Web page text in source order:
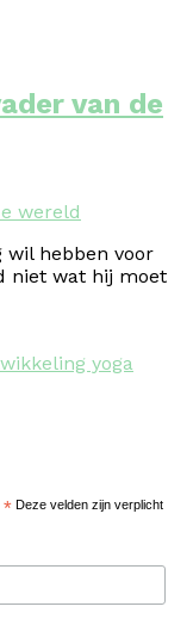
van de
wil hebben voor
niet wat hij moet
* Deze velden zijn verplicht